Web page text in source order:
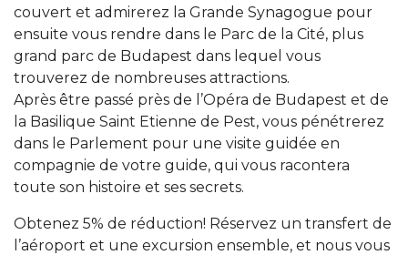
couvert et admirerez la Grande Synagogue pour
ensuite vous rendre dans le Parc de la Cité, plus
grand parc de Budapest dans lequel vous
trouverez de nombreuses attractions.
Après être passé près de l’Opéra de Budapest et de
la Basilique Saint Etienne de Pest, vous pénétrerez
dans le Parlement pour une visite guidée en
compagnie de votre guide, qui vous racontera
toute son histoire et ses secrets.
Obtenez 5% de réduction! Réservez un transfert de
l’aéroport et une excursion ensemble, et nous vous